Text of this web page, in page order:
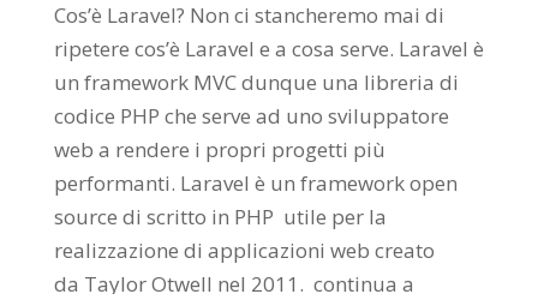
Cos’è Laravel? Non ci stancheremo mai di
ripetere cos’è Laravel e a cosa serve. Laravel è
un framework MVC dunque una libreria di
codice PHP che serve ad uno sviluppatore
web a rendere i propri progetti più
performanti. Laravel è un framework open
source di scritto in PHP utile per la
realizzazione di applicazioni web creato
da Taylor Otwell nel 2011. continua a